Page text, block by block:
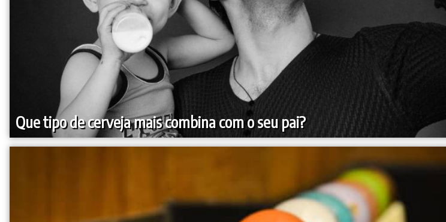
Que tipo de cerveja mais combina com o seu pai?